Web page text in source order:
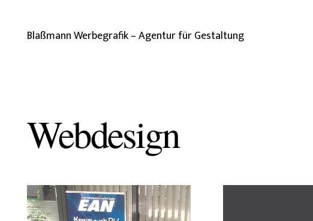
Blaßmann Werbegrafik – Agentur für Gestaltung
Webdesign